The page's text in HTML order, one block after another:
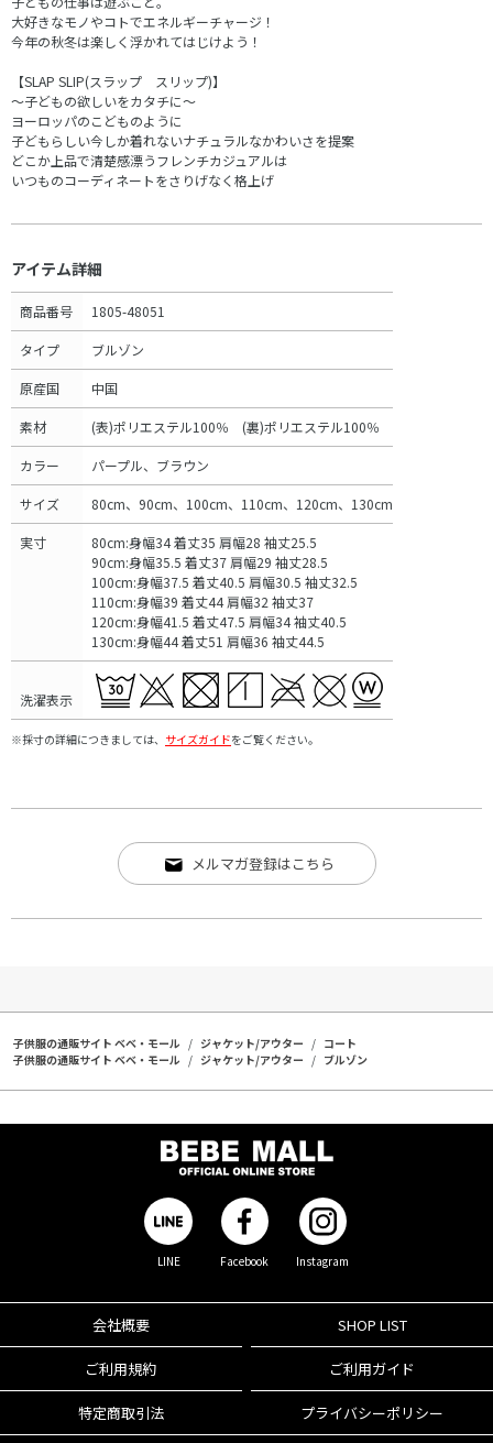
大好きなモノやコトでエネルギーチャージ！
今年の秋冬は楽しく浮かれてはじけよう！
【SLAP SLIP(スラップ スリップ)】
～子どもの欲しいをカタチに～
ヨーロッパのこどものように
子どもらしい今しか着れないナチュラルなかわいさを提案
どこか上品で清楚感漂うフレンチカジュアルは
いつものコーディネートをさりげなく格上げ
アイテム詳細
商品番号 1805-48051
タイプ ブルゾン
原産国 中国
素材 (表)ポリエステル100％ (裏)ポリエステル100％
カラー パープル、ブラウン
サイズ 80cm、90cm、100cm、110cm、120cm、130cm
実寸
80cm:身幅34 着丈35 肩幅28 袖丈25.5
90cm:身幅35.5 着丈37 肩幅29 袖丈28.5
100cm:身幅37.5 着丈40.5 肩幅30.5 袖丈32.5
110cm:身幅39 着丈44 肩幅32 袖丈37
120cm:身幅41.5 着丈47.5 肩幅34 袖丈40.5
130cm:身幅44 着丈51 肩幅36 袖丈44.5
洗濯表示
※採寸の詳細につきましては、 サイズガイドをご覧ください。
メルマガ登録はこちら
子供服の通販サイト ベベ・モール ジャケット/アウター
コート
子供服の通販サイト ベベ・モール
ジャケット/アウター ブルゾン
LINE Facebook Instagram
会社概要 SHOP LIST
ご利用規約 ご利用ガイド
特定商取引法 プライバシーポリシー